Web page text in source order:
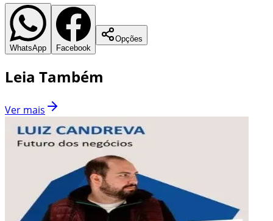
WhatsApp Facebook
Opções
Leia Também
Ver mais